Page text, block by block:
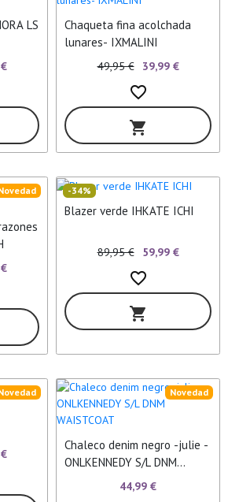
LS
Chaqueta fina acolchada
lunares- IXMALINI
49,95 € 39,99 €
favorite_border
shopping_cart
Blazer verde IHKATE ICHI
-34%
89,95 € 59,99 €
favorite_border
shopping_cart
Chaleco denim negro -julie -
ONLKENNEDY S/L DNM
WAISTCOAT
Novedad
44,99 €